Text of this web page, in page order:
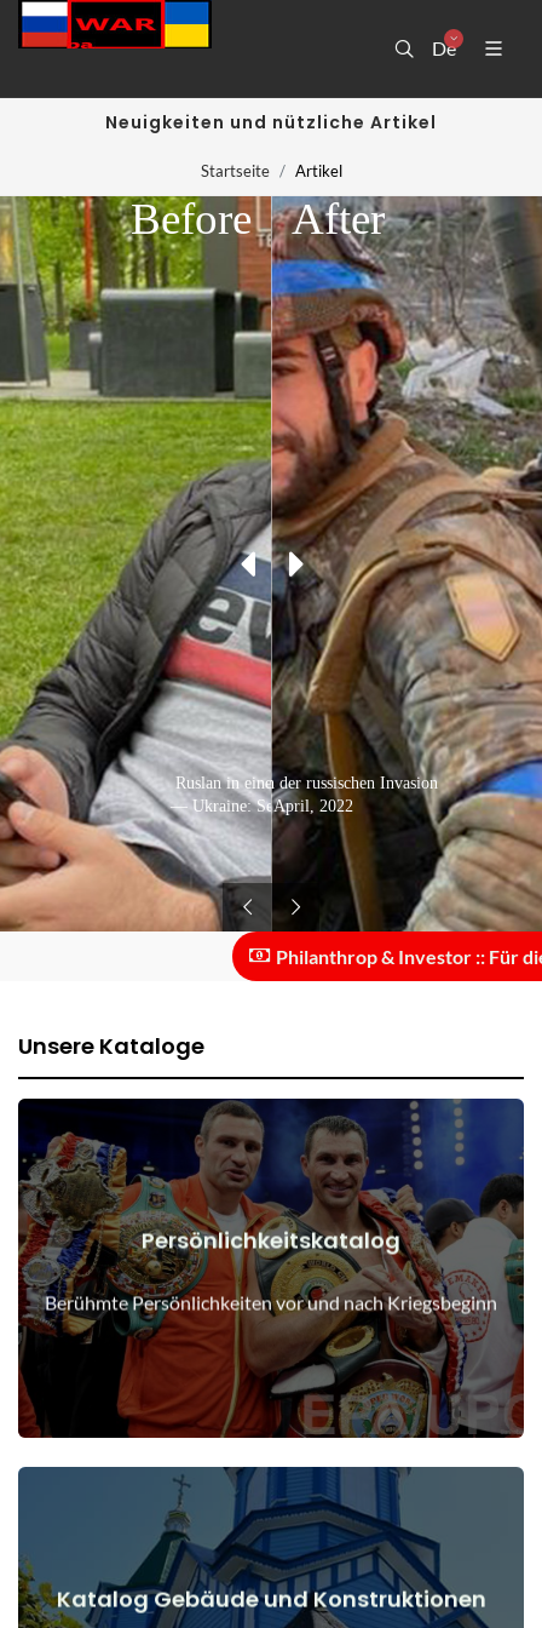
De
Neuigkeiten und nützliche Artikel
Startseite Artikel
In Mariupol. Der Beginn der russischen Invasion
— Ukraine: April, 2022
After
Ruslan in einem Kaffeehaus
— Ukraine: September, 2021
Before
Philanthrop & Investor :: Für die
Unsere Kataloge
Persönlichkeitskatalog
Berühmte Persönlichkeiten vor und nach Kriegsbeginn
Menschen vor und nach Kriegsbeginn
Details anzeigen
Katalog Gebäude und Konstruktionen
Details anzeigen